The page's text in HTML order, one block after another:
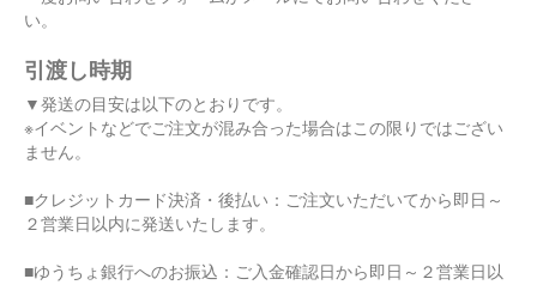
い。
引渡し時期
▼発送の目安は以下のとおりです。
※イベントなどでご注文が混み合った場合はこの限りではござい
ません。
■クレジットカード決済・後払い：ご注文いただいてから即日～
２営業日以内に発送いたします。
■ゆうちょ銀行へのお振込：ご入金確認日から即日～２営業日以